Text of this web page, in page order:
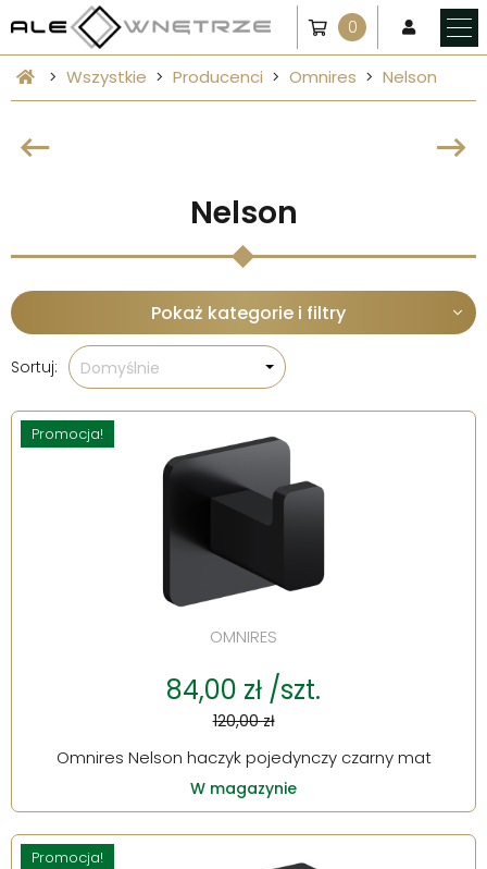
0
Wszystkie Producenci Omnires Nelson
Nelson
Pokaż kategorie i filtry
Sortuj: Domyślnie
Promocja!
OMNIRES
84,00 zł /szt.
120,00 zł
Omnires Nelson haczyk pojedynczy czarny mat
W magazynie
Promocja!